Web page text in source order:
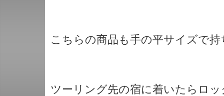
こちらの商品も手の平サイズで
ツーリング先の宿に着いたらロ